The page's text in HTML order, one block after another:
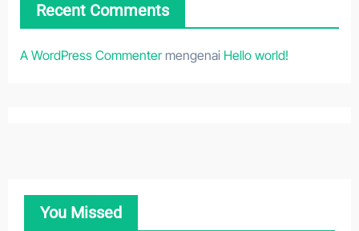
Recent Comments
A WordPress Commentermengenai Hello world!
You Missed